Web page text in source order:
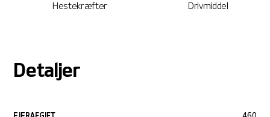
Hestekræfter Drivmiddel
Detaljer